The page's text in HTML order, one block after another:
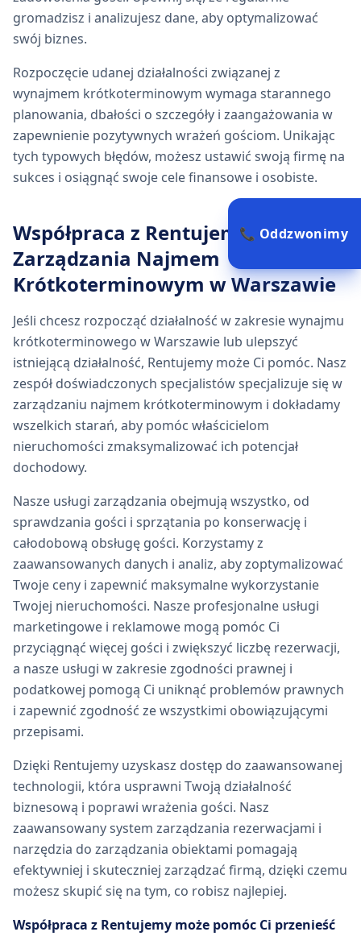
gromadzisz i analizujesz dane, aby optymalizować
swój biznes.
Rozpoczęcie udanej działalności związanej z
wynajmem krótkoterminowym wymaga starannego
planowania, dbałości o szczegóły i zaangażowania w
zapewnienie pozytywnych wrażeń gościom. Unikając
tych typowych błędów, możesz ustawić swoją firmę na
sukces i osiągnąć swoje cele finansowe i osobiste.
Współpraca z Rentujemy dla
Zarządzania Najmem
Krótkoterminowym w Warszawie
Jeśli chcesz rozpocząć działalność w zakresie wynajmu
krótkoterminowego w Warszawie lub ulepszyć
istniejącą działalność, Rentujemy może Ci pomóc. Nasz
zespół doświadczonych specjalistów specjalizuje się w
zarządzaniu najmem krótkoterminowym i dokładamy
wszelkich starań, aby pomóc właścicielom
nieruchomości zmaksymalizować ich potencjał
dochodowy.
Nasze usługi zarządzania obejmują wszystko, od
sprawdzania gości i sprzątania po konserwację i
całodobową obsługę gości. Korzystamy z
zaawansowanych danych i analiz, aby zoptymalizować
Twoje ceny i zapewnić maksymalne wykorzystanie
Twojej nieruchomości. Nasze profesjonalne usługi
marketingowe i reklamowe mogą pomóc Ci
przyciągnąć więcej gości i zwiększyć liczbę rezerwacji,
a nasze usługi w zakresie zgodności prawnej i
podatkowej pomogą Ci uniknąć problemów prawnych
i zapewnić zgodność ze wszystkimi obowiązującymi
przepisami.
Dzięki Rentujemy uzyskasz dostęp do zaawansowanej
technologii, która usprawni Twoją działalność
biznesową i poprawi wrażenia gości. Nasz
zaawansowany system zarządzania rezerwacjami i
narzędzia do zarządzania obiektami pomagają
efektywniej i skuteczniej zarządzać firmą, dzięki czemu
możesz skupić się na tym, co robisz najlepiej.
Współpraca z Rentujemy może pomóc Ci przenieść
📞 Oddzwonimy